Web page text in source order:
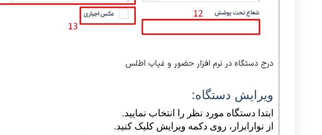
درج دستگاه در نرم افزار حضور و غیاب اطلس
ویرایش دستگاه:
ابتدا دستگاه مورد نظر را انتخاب نمایید.
از نوارابزار، روی دکمه ویرایش کلیک کنید.